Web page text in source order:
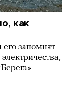
как
запомнят